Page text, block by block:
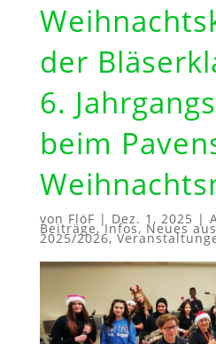
der
6.
beim
von FlöF | Dez. 1, 2025 |
Beiträge,Infos, Neues
2025/2026,